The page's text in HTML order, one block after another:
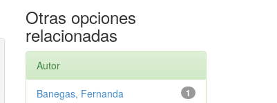
Otras opciones
relacionadas
Autor
1
Banegas, Fernanda